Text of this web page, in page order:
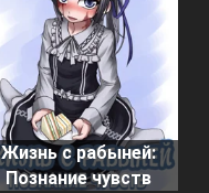
Жизнь с рабыней:
Познание чувств